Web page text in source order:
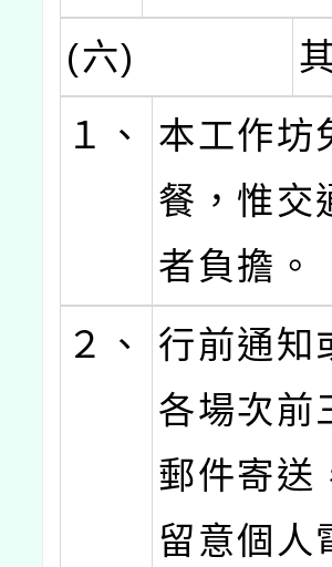
(六)
１、
本工作坊
餐，惟交
者負擔。
２、
行前通知
各場次前
郵件寄送
留意個人